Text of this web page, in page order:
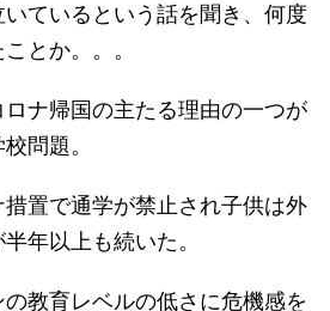
ているという話を聞き、何度
とか。。。
ナ帰国の主たる理由の一つが
問題。
置で通学が禁止され子供は外
年以上も続いた。
教育レベルの低さに危機感を